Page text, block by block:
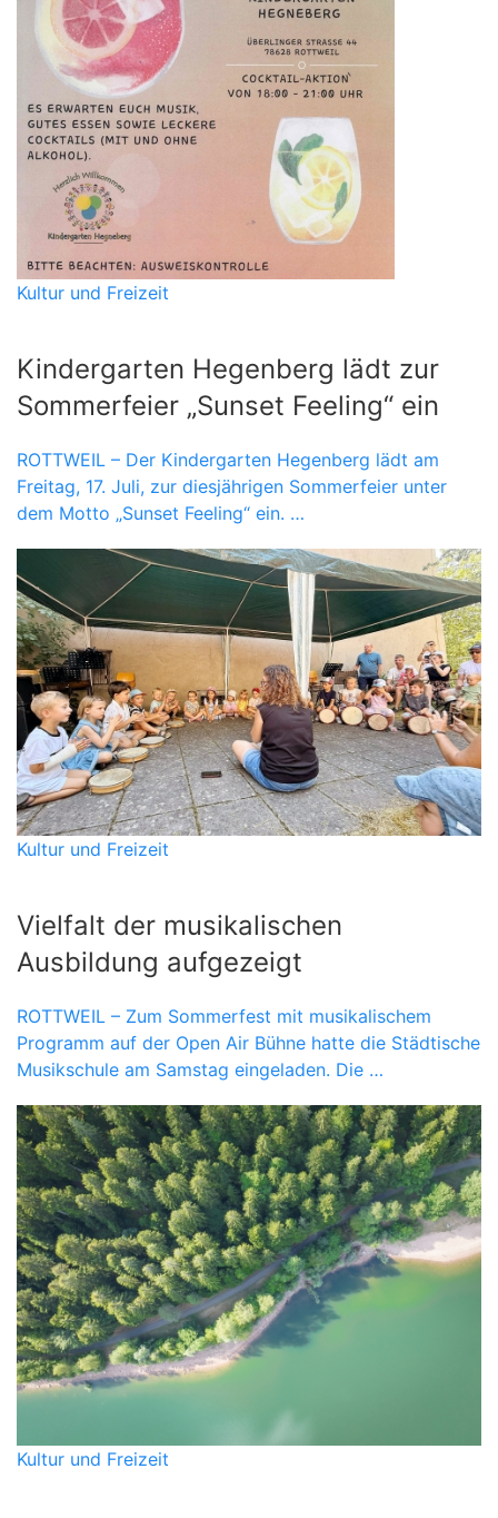
Kultur und Freizeit
Kindergarten Hegenberg lädt zur
Sommerfeier „Sunset Feeling“ ein
ROTTWEIL – Der Kindergarten Hegenberg lädt am
Freitag, 17. Juli, zur diesjährigen Sommerfeier unter
dem Motto „Sunset Feeling“ ein. …
Kultur und Freizeit
Vielfalt der musikalischen
Ausbildung aufgezeigt
ROTTWEIL – Zum Sommerfest mit musikalischem
Programm auf der Open Air Bühne hatte die Städtische
Musikschule am Samstag eingeladen. Die …
Kultur und Freizeit